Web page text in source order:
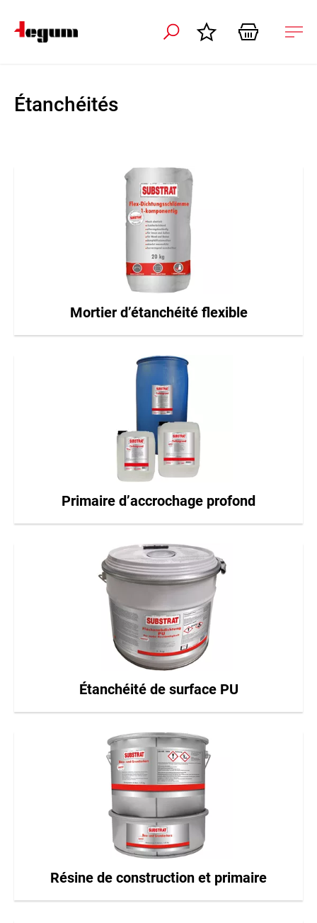
Étanchéités
Mortier d’étanchéité flexible
Primaire d’accrochage profond
Étanchéité de surface PU
Résine de construction et primaire
la navigation